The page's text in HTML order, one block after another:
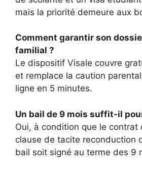
mais la priorité demeure aux
Comment garantir son
familial ?
Le dispositif Visale couvre
et remplace la caution
ligne en 5 minutes.
Un bail de 9 mois suffit-il pour
Oui, à condition que le contrat
clause de tacite reconduction
bail soit signé au terme des 9